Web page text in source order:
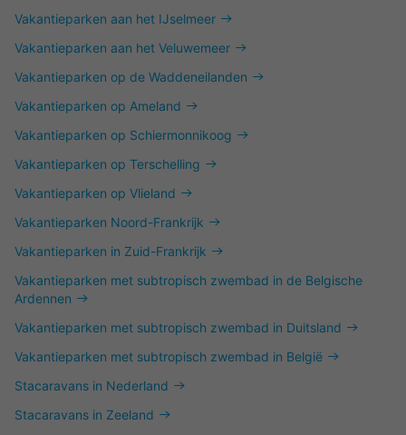
Vakantieparken aan het IJselmeer
Vakantieparken aan het Veluwemeer
Vakantieparken op de Waddeneilanden
Vakantieparken op Ameland
Vakantieparken op Schiermonnikoog
Vakantieparken op Terschelling
Vakantieparken op Vlieland
Vakantieparken Noord-Frankrijk
Vakantieparken in Zuid-Frankrijk
Vakantieparken met subtropisch zwembad in de Belgische
Ardennen
Vakantieparken met subtropisch zwembad in Duitsland
Vakantieparken met subtropisch zwembad in België
Stacaravans in Nederland
Stacaravans in Zeeland